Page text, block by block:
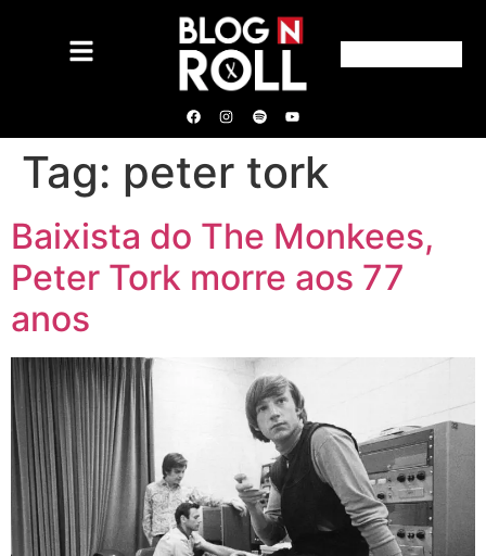
Tag: peter tork
Baixista do The Monkees,
Peter Tork morre aos 77
anos